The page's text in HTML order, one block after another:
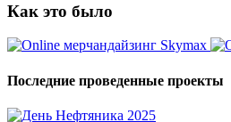
Как это было
Последние проведенные проекты